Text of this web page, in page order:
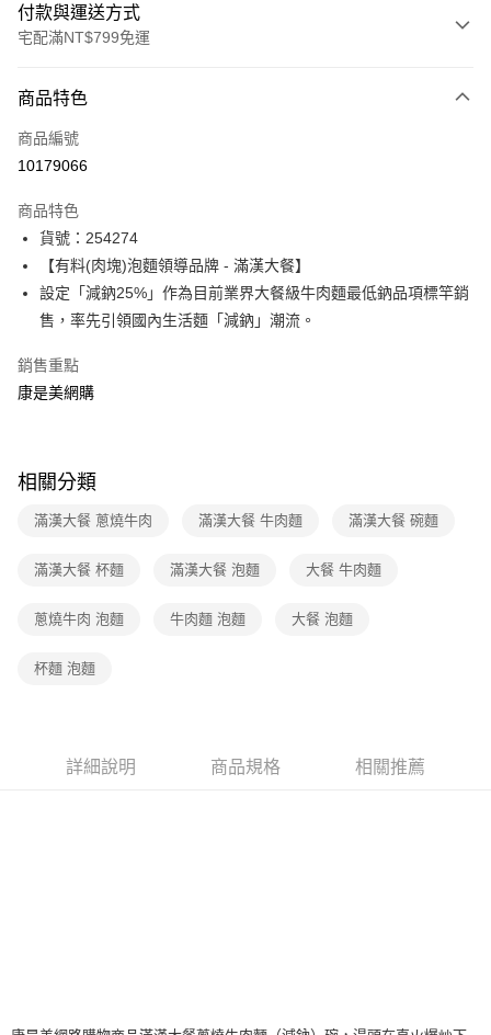
付款與運送方式
宅配滿NT$799免運
icash Pay
信用卡一次付款
LINE Pay
Apple Pay
街口支付
悠遊付
Google Pay
宅配-下單後3-5個工作天配送(不含預購品)，箱購品分箱出貨
每筆NT$100，滿NT$799(含以上)免運費
商品特色
商品編號
10179066
商品特色
貨號：254274
【有料(肉塊)泡麵領導品牌 - 滿漢大餐】
設定「減鈉25%」作為目前業界大餐級牛肉麵最低鈉品項標竿銷
售，率先引領國內生活麵「減鈉」潮流。
銷售重點
康是美網購
相關分類
滿漢大餐 蔥燒牛肉 滿漢大餐 牛肉麵 滿漢大餐 碗麵
滿漢大餐 杯麵 滿漢大餐 泡麵 大餐 牛肉麵
蔥燒牛肉 泡麵 牛肉麵 泡麵 大餐 泡麵
杯麵 泡麵
詳細說明 商品規格 相關推薦